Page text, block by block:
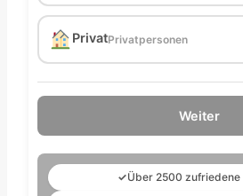
PrivatPrivatpersonen
Weiter
✓Über 2500 zufriedene